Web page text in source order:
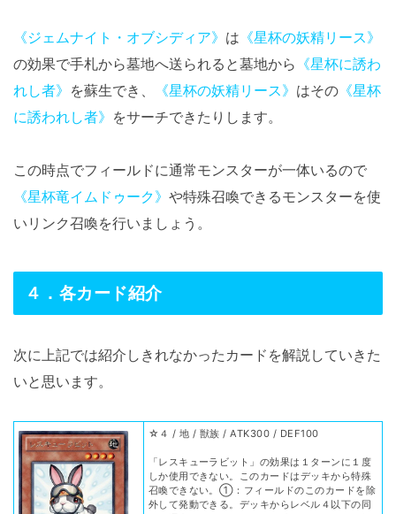
《ジェムナイト・オブシディア》 は 《星杯の妖精リース》
の効果で手札から墓地へ送られると墓地から 《星杯に誘わ
れし者》 を蘇生でき、 《星杯の妖精リース》 はその 《星杯
に誘われし者》 をサーチできたりします。
この時点でフィールドに通常モンスターが一体いるので
《星杯竜イムドゥーク》 や特殊召喚できるモンスターを使
いリンク召喚を行いましょう。
４．各カード紹介
次に上記では紹介しきれなかったカードを解説していきた
いと思います。
☆４ / 地 / 獣族 / ATK300 / DEF100
「レスキューラビット」の効果は１ターンに１度
しか使用できない。このカードはデッキから特殊
召喚できない。①：フィールドのこのカードを除
外して発動できる。デッキからレベル４以下の同